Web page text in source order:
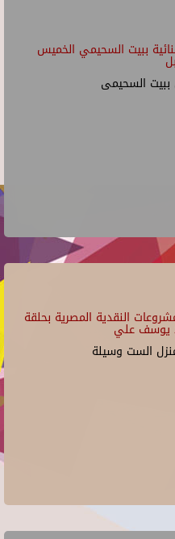
ببيت السحيمي الخميس
ببيت السحيمى
النقدية المصرية بحلقة
يوسف علي
الست وسيلة